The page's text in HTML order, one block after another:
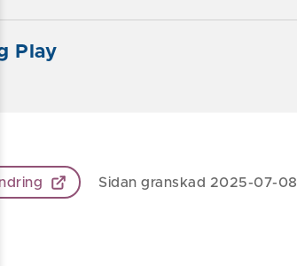
Play
Sidan granskad 2025-07-08